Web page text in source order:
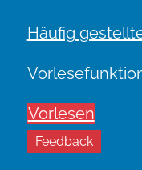
Häufig
Vorlesen
Feedback